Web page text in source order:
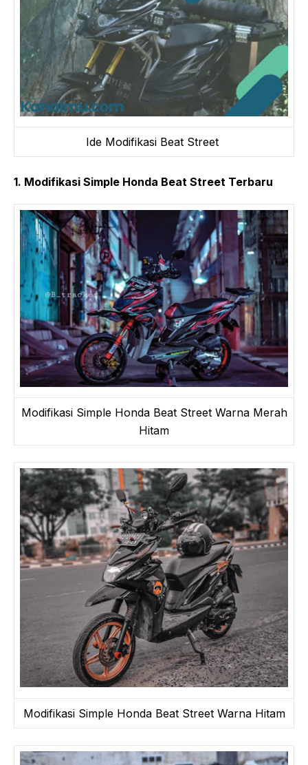
Ide Modifikasi Beat Street
1. Modifikasi Simple Honda Beat Street Terbaru
Modifikasi Simple Honda Beat Street Warna Merah
Hitam
Modifikasi Simple Honda Beat Street Warna Hitam